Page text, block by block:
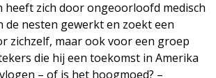
heeft zich door ongeoorloofd medisch
de nesten gewerkt en zoekt een
zichzelf, maar ook voor een groep
die hij een toekomst in Amerika
– of is het hoogmoed? –